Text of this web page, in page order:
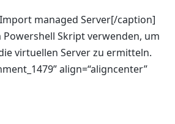
managed Server[/caption]
Skript verwenden, um
virtuellen Server zu ermitteln.
align=“aligncenter”